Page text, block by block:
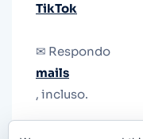
TikTok
✉ Respondo
mails
, incluso.